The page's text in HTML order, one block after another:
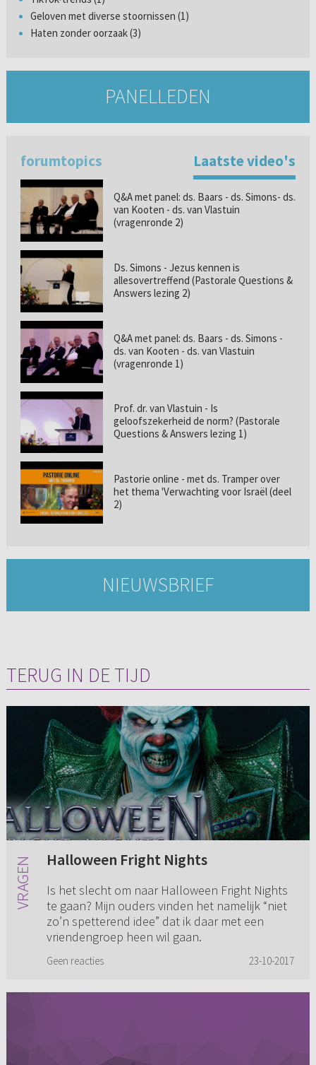
Geloven met diverse stoornissen (1)
Haten zonder oorzaak (3)
PANELLEDEN
forumtopics Laatste video's
Q&A met panel: ds. Baars - ds. Simons- ds.
van Kooten - ds. van Vlastuin
(vragenronde 2)
Ds. Simons - Jezus kennen is
allesovertreffend (Pastorale Questions &
Answers lezing 2)
Q&A met panel: ds. Baars - ds. Simons -
ds. van Kooten - ds. van Vlastuin
(vragenronde 1)
Prof. dr. van Vlastuin - Is
geloofszekerheid de norm? (Pastorale
Questions & Answers lezing 1)
Pastorie online - met ds. Tramper over
het thema 'Verwachting voor Israël (deel
2)
NIEUWSBRIEF
TERUG IN DE TIJD
Halloween Fright Nights
Is het slecht om naar Halloween Fright Nights
te gaan? Mijn ouders vinden het namelijk “niet
zo’n spetterend idee” dat ik daar met een
vriendengroep heen wil gaan.
Geen reacties 23-10-2017